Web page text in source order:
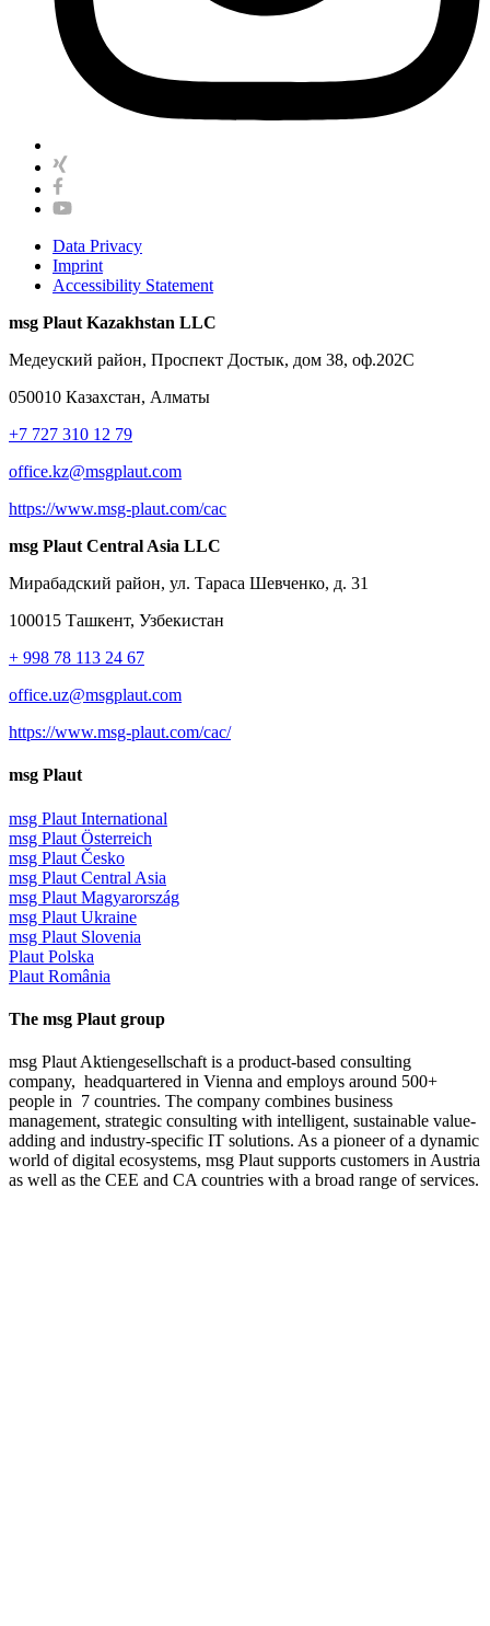
Data Privacy
Imprint
Accessibility Statement
msg Plaut Kazakhstan LLC
Медеуский район, Проспект Достык, дом 38, оф.202С
050010 Казахстан, Алматы
+7 727 310 12 79
office.kz@msgplaut.com
https://www.msg-plaut.com/cac
msg Plaut Central Asia LLC
Мирабадский район, ул. Тараса Шевченко, д. 31
100015 Ташкент, Узбекистан
+ 998 78 113 24 67
office.uz@msgplaut.com
https://www.msg-plaut.com/cac/
msg Plaut
msg Plaut International
msg Plaut Österreich
msg Plaut Česko
msg Plaut Central Asia
msg Plaut Magyarország
msg Plaut Ukraine
msg Plaut Slovenia
Plaut Polska
Plaut România
The msg Plaut group
msg Plaut Aktiengesellschaft is a product-based consulting
company, headquartered in Vienna and employs around 500+
people in 7 countries. The company combines business
management, strategic consulting with intelligent, sustainable value-
adding and industry-specific IT solutions. As a pioneer of a dynamic
world of digital ecosystems, msg Plaut supports customers in Austria
as well as the CEE and CA countries with a broad range of services.